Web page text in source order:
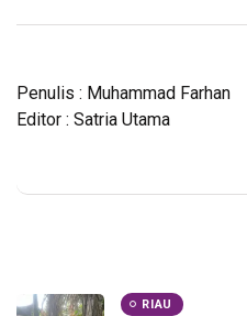
Penulis : Muhammad Farhan
Editor : Satria Utama
RIAU